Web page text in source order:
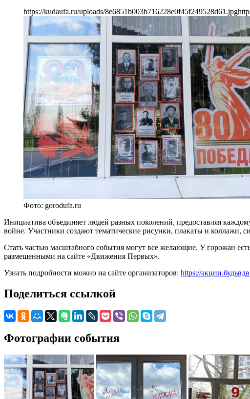
https://kudaufa.ru/uploads/8e6851b003b716228e0f45f249528d61.jpg
Фото: gorodufa.ru
Инициатива объединяет людей разных поколений, предоставляя
войне. Участники создают тематические рисунки, плакаты и
Стать частью масштабного события могут все желающие. У горожан
размещенными на сайте «Движения Первых».
Узнать подробности можно на сайте организаторов: https://
Поделиться ссылкой
Фотографии события